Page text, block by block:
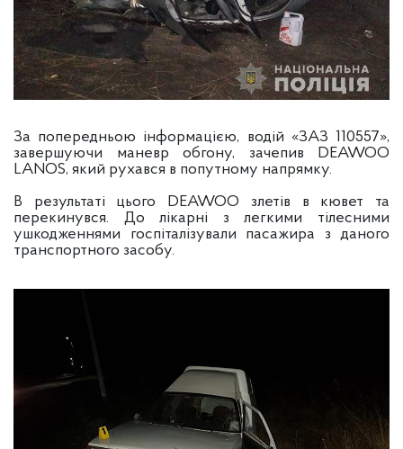
За попередньою інформацією, водій «ЗАЗ 110557»,
завершуючи маневр обгону, зачепив DEAWOO
LANOS, який рухався в попутному напрямку.
В результаті цього DEAWOO злетів в кювет та
перекинувся. До лікарні з легкими тілесними
ушкодженнями госпіталізували пасажира з даного
транспортного засобу.